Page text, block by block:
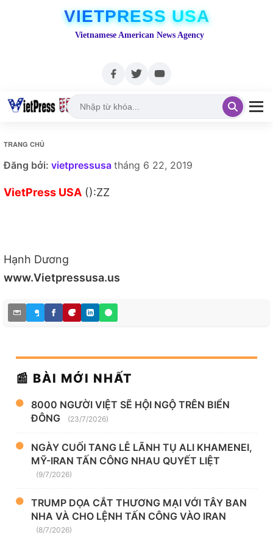
VIETPRESS USA
Vietnamese American News Agency
TRANG CHỦ
Đăng bởi: vietpressusa tháng 6 22, 2019
VietPress USA ():ZZ
Hạnh Dương
www.Vietpressusa.us
📰 BÀI MỚI NHẤT
8000 NGƯỜI VIỆT SẼ HỘI NGỘ TRÊN BIỂN
ĐÔNG
(23/7/2026)
NGÀY CUỐI TANG LỄ LÃNH TỤ ALI KHAMENEI,
MỸ-IRAN TẤN CÔNG NHAU QUYẾT LIỆT
(9/7/2026)
TRUMP DỌA CẮT THƯƠNG MẠI VỚI TÂY BAN
NHA VÀ CHO LỆNH TẤN CÔNG VÀO IRAN
(8/7/2026)